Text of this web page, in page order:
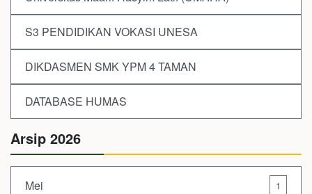
S3 PENDIDIKAN VOKASI UNESA
DIKDASMEN SMK YPM 4 TAMAN
DATABASE HUMAS
Arsip 2026
Mei 1